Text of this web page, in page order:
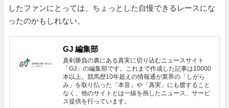
したファンにとっては、ちょっとした自慢できるレースにな
ったのかもしれない。
GJ 編集部
真剣勝負の裏にある真実に切り込むニュースサイト
「GJ」の編集部です。これまで作成した記事は10000
本以上。競馬歴10年超えの情報通が業界の「しがら
み」を取り払った「本音」や「真実」にも臆すること
なく、他のサイトとは一線を画したニュース、サービ
ス提供を行っています。